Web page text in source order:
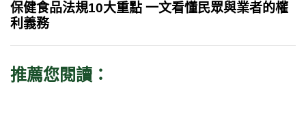
保健食品法規10大重點 一文看懂民眾與業者的權
利義務
推薦您閱讀：